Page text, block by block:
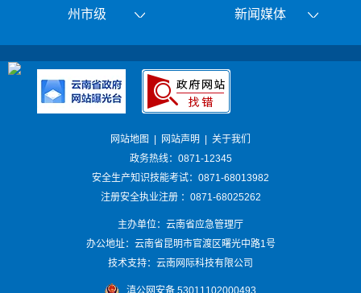
州市级 新闻媒体
网站地图 网站声明
关于我们
政务热线：0871-12345
安全生产知识技能考试：0871-68013982
注册安全执业注册 ：0871-68025262
主办单位：云南省应急管理厅
办公地址：云南省昆明市官渡区曙光中路1号
技术支持：云南网际科技有限公司
滇公网安备 53011102000493